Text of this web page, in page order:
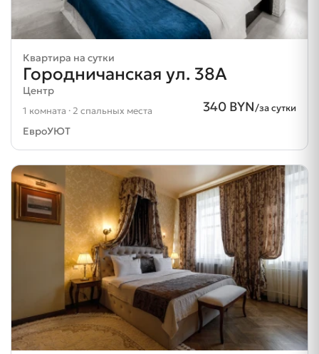
Квартира на сутки
Городничанская ул. 38А
Центр
340 BYN/за сутки
1 комната · 2 спальных места
ЕвроУЮТ